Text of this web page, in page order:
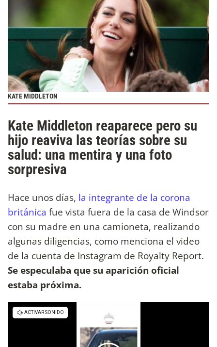
KATE MIDDLETON
Kate Middleton reaparece pero su
hijo reaviva las teorías sobre su
salud: una mentira y una foto
sorpresiva
Hace unos días, la integrante de la corona
británica fue vista fuera de la casa de Windsor
con su madre en una camioneta, realizando
algunas diligencias, como menciona el video
de la cuenta de Instagram de Royalty Report.
Se especulaba que su aparición oficial
estaba próxima.